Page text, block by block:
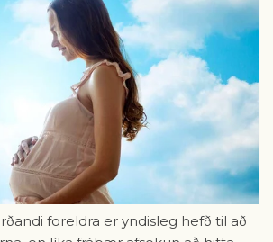
foreldra er yndisleg hefð til að